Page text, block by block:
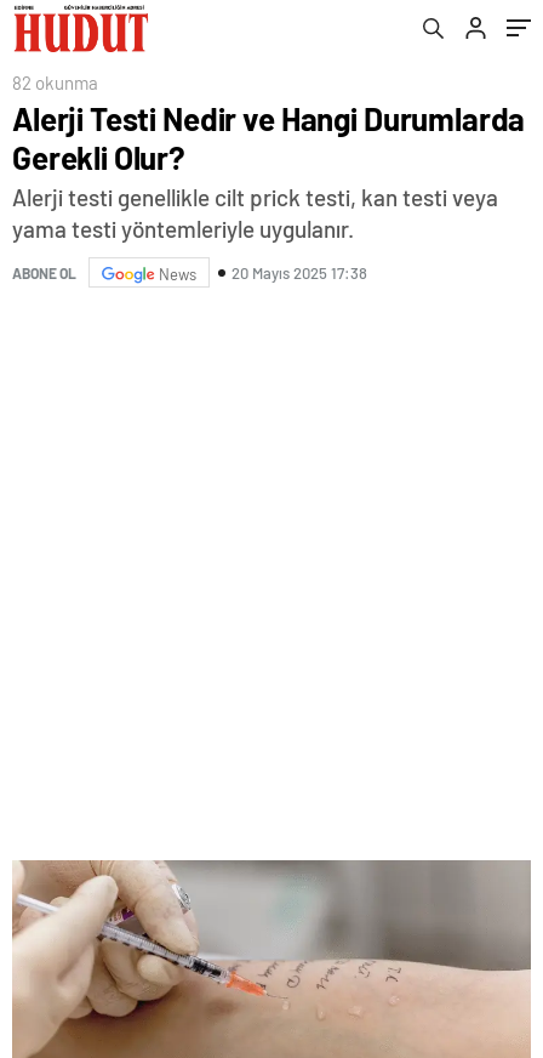
82 okunma
Alerji Testi Nedir ve Hangi Durumlarda
Gerekli Olur?
Alerji testi genellikle cilt prick testi, kan testi veya
yama testi yöntemleriyle uygulanır.
ABONE OL News 20 Mayıs 2025 17:38